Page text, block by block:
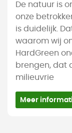
De natuur is
onze
is duidelijk.
waarom wij
HardGreen
brengen, dat
milieuvrie
Meer